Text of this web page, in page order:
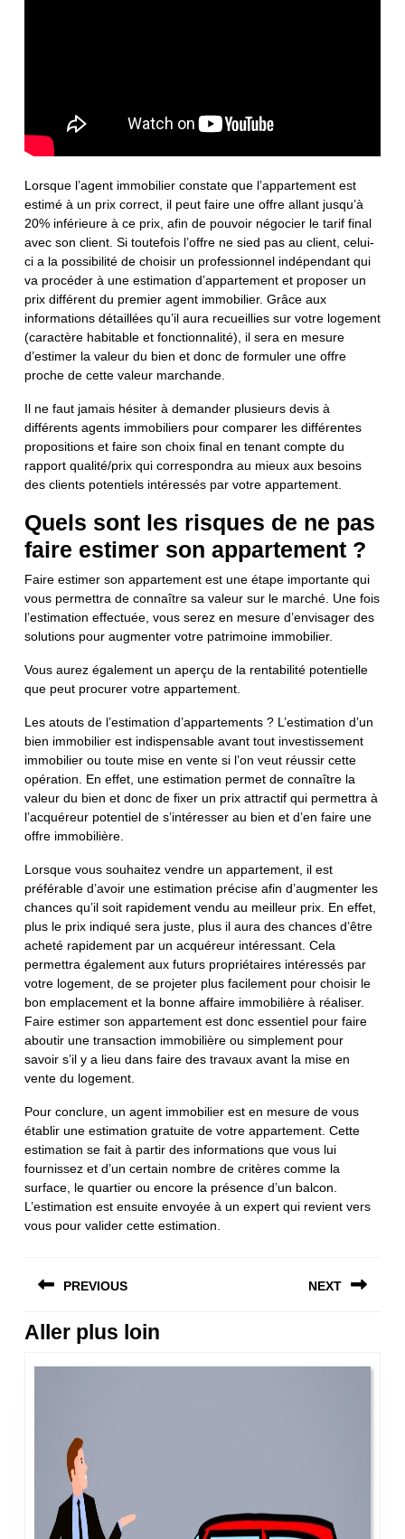
Lorsque l’agent immobilier constate que l’appartement est
estimé à un prix correct, il peut faire une offre allant jusqu’à
20% inférieure à ce prix, afin de pouvoir négocier le tarif final
avec son client. Si toutefois l’offre ne sied pas au client, celui-
ci a la possibilité de choisir un professionnel indépendant qui
va procéder à une estimation d’appartement et proposer un
prix différent du premier agent immobilier. Grâce aux
informations détaillées qu’il aura recueillies sur votre logement
(caractère habitable et fonctionnalité), il sera en mesure
d’estimer la valeur du bien et donc de formuler une offre
proche de cette valeur marchande.
Il ne faut jamais hésiter à demander plusieurs devis à
différents agents immobiliers pour comparer les différentes
propositions et faire son choix final en tenant compte du
rapport qualité/prix qui correspondra au mieux aux besoins
des clients potentiels intéressés par votre appartement.
Quels sont les risques de ne pas
faire estimer son appartement ?
Faire estimer son appartement est une étape importante qui
vous permettra de connaître sa valeur sur le marché. Une fois
l’estimation effectuée, vous serez en mesure d’envisager des
solutions pour augmenter votre patrimoine immobilier.
Vous aurez également un aperçu de la rentabilité potentielle
que peut procurer votre appartement.
Les atouts de l’estimation d’appartements ? L’estimation d’un
bien immobilier est indispensable avant tout investissement
immobilier ou toute mise en vente si l’on veut réussir cette
opération. En effet, une estimation permet de connaître la
valeur du bien et donc de fixer un prix attractif qui permettra à
l’acquéreur potentiel de s’intéresser au bien et d’en faire une
offre immobilière.
Lorsque vous souhaitez vendre un appartement, il est
préférable d’avoir une estimation précise afin d’augmenter les
chances qu’il soit rapidement vendu au meilleur prix. En effet,
plus le prix indiqué sera juste, plus il aura des chances d’être
acheté rapidement par un acquéreur intéressant. Cela
permettra également aux futurs propriétaires intéressés par
votre logement, de se projeter plus facilement pour choisir le
bon emplacement et la bonne affaire immobilière à réaliser.
Faire estimer son appartement est donc essentiel pour faire
aboutir une transaction immobilière ou simplement pour
savoir s’il y a lieu dans faire des travaux avant la mise en
vente du logement.
Pour conclure, un agent immobilier est en mesure de vous
établir une estimation gratuite de votre appartement. Cette
estimation se fait à partir des informations que vous lui
fournissez et d’un certain nombre de critères comme la
surface, le quartier ou encore la présence d’un balcon.
L’estimation est ensuite envoyée à un expert qui revient vers
vous pour valider cette estimation.
de
l’article
PREVIOUS
Previous
NEXT
Aller plus loin